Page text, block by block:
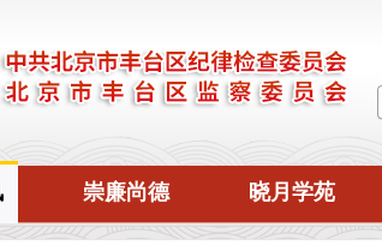
崇廉尚德 晓月学苑